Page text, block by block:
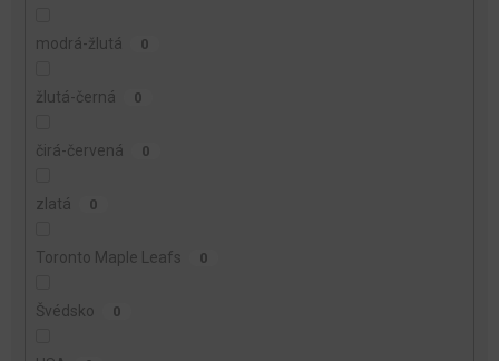
modrá-žlutá 0
žlutá-černá 0
čirá-červená 0
zlatá 0
Toronto Maple Leafs 0
Švédsko 0